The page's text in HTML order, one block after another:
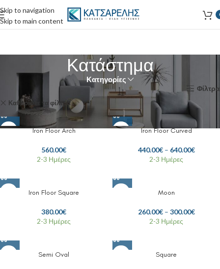
Skip to navigation
Skip to main content
Κατάστημα
Κατηγορίες
Αρχική σελίδα Κατάστημα Φίλτρα
Καθαρίστε τα φίλτρα MIRRORS
Iron Floor Arch
560.00€
2-3 Ημέρες
Iron Floor Curved
440.00€ – 640.00€
2-3 Ημέρες
Iron Floor Square
380.00€
2-3 Ημέρες
Moon
260.00€ – 300.00€
2-3 Ημέρες
Semi Oval Square